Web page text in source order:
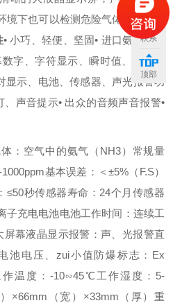
下也可以检测危险气体并及时提
• 小巧、轻便、坚固• 进口氨气传感
数字、字符显示、瞬时值、峰值、
显示、电池、传感器、声光报警功
、声音提示• 出众的音频声音报警•
：空气中的氨气（NH3） 常规量
基本误差：＜±5%（F.S）
≤50秒传感器寿命：24个月 传感器
子充电电池电池工作时间：连续工
屏幕液晶显示报警：声、光报警直
池电压、zui小值防爆标志：Ex
作温度：-10∽45℃ 工作湿度：5-
×66mm（宽）×33mm（厚） 重
联系
顶部